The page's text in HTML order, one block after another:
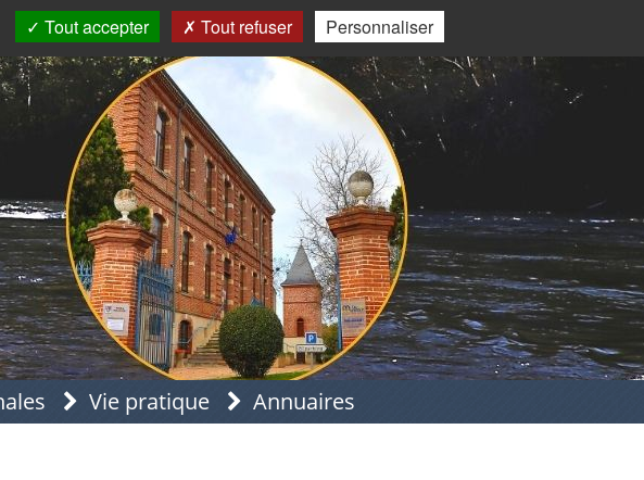
Vie pratique Annuaires
Tout accepter Tout refuser Personnaliser